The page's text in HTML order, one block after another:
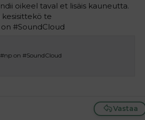
oikeel taval et lisäis kauneutta.
te
#SoundCloud
on #SoundCloud
Vastaa